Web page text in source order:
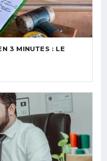
3 MINUTES : LE